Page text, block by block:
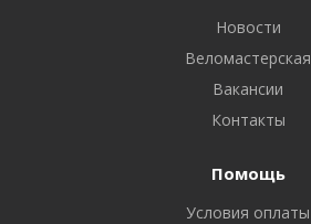
Новости
Веломастерская
Вакансии
Контакты
Помощь
Условия оплаты